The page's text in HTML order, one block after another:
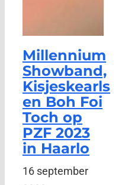
Millennium
Showband,
Kisjeskearls
en Boh Foi
Toch op
PZF 2023
in Haarlo
16 september